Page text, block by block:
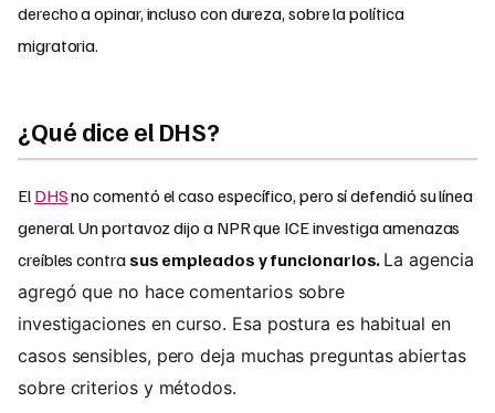
derecho a opinar, incluso con dureza, sobre la política
migratoria.
¿Qué dice el DHS?
El DHSno comentó el caso específico, pero sí defendió su línea
general. Un portavoz dijo a NPR que ICE investiga amenazas
creíbles contrasus empleados y funcionarios. La agencia
agregó que no hace comentarios sobre
investigaciones en curso. Esa postura es habitual en
casos sensibles, pero deja muchas preguntas abiertas
sobre criterios y métodos.